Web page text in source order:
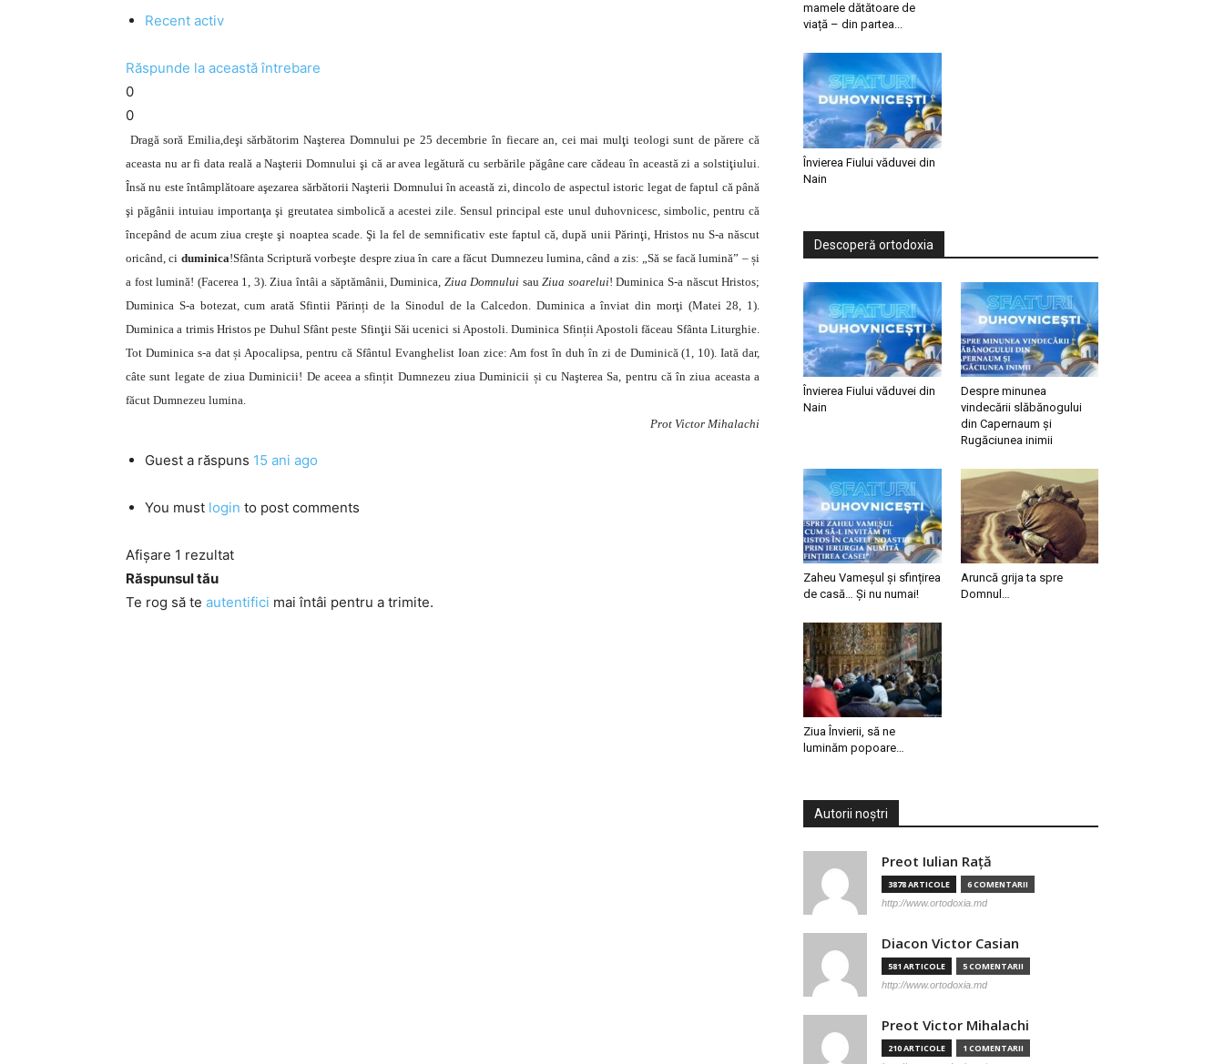
Recent activ
Răspunde la această întrebare
0
0
Dragă soră Emilia,deşi sărbătorim Naşterea Domnului pe 25 decembrie în fiecare an, cei mai mulţi teologi sunt de părere că
aceasta nu ar fi data reală a Naşterii Domnului şi că ar avea legătură cu serbările păgâne care cădeau în această zi a solstiţiului.
Însă nu este întâmplătoare aşezarea sărbătorii Naşterii Domnului în această zi, dincolo de aspectul istoric legat de faptul că până
şi păgânii intuiau importanţa şi greutatea simbolică a acestei zile. Sensul principal este unul duhovnicesc, simbolic, pentru că
începând de acum ziua creşte şi noaptea scade. Şi la fel de semnificativ este faptul că, după unii Părinţi, Hristos nu S-a născut
oricând, ci duminica!Sfânta Scriptură vorbeşte despre ziua în care a făcut Dumnezeu lumina, când a zis: „Să se facă lumină” – și
a fost lumină! (Facerea 1, 3). Ziua întâi a săptămânii, Duminica, Ziua Domnului sauZiua soarelui! Duminica S-a născut Hristos;
Duminica S-a botezat, cum arată Sfintii Părinți de la Sinodul de la Calcedon. Duminica a înviat din morţi (Matei28, 1).
Duminica a trimis Hristos pe Duhul Sfânt peste Sfinţii Săi ucenici siApostoli. Duminica Sfinții Apostoli făceau Sfânta Liturghie.
Tot Duminica s-a dat și Apocalipsa, pentru că Sfântul Evanghelist Ioan zice: Am fost în duh în zi de Duminică (1, 10). Iată dar,
câte sunt legate de ziua Duminicii! De aceea a sfințit Dumnezeu ziua Duminicii și cu Naşterea Sa, pentru că în ziua aceasta a
făcut Dumnezeu lumina.
Prot Victor Mihalachi
Guest a răspuns 15 ani ago
You must login to post comments
Afișare 1 rezultat
Răspunsul tău
Te rog să te autentifici mai întâi pentru a trimite.
mamele dătătoare de
viață – din partea...
Învierea Fiului văduvei din
Nain
Descoperă ortodoxia
Învierea Fiului văduvei din
Nain
Despre minunea
vindecării slăbănogului
din Capernaum și
Rugăciunea inimii
Zaheu Vameșul și sfințirea
de casă… Și nu numai!
Aruncă grija ta spre
Domnul…
Ziua Învierii, să ne
luminăm popoare…
Autorii noștri
Preot Iulian Raţă
3878 ARTICOLE 6 COMENTARII
http://www.ortodoxia.md
Diacon Victor Casian
581 ARTICOLE 5 COMENTARII
http://www.ortodoxia.md
Preot Victor Mihalachi
210 ARTICOLE 1 COMENTARII